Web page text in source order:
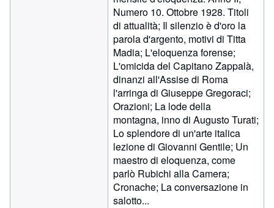
Numero 10. Ottobre 1928. Titoli
di attualità; Il silenzio è d'oro la
parola d'argento, motivi di Titta
Madia; L'eloquenza forense;
L'omicida del Capitano Zappalà,
dinanzi all'Assise di Roma
l'arringa di Giuseppe Gregoraci;
Orazioni; La lode della
montagna, inno di Augusto Turati;
Lo splendore di un'arte italica
lezione di Giovanni Gentile; Un
maestro di eloquenza, come
parlò Rubichi alla Camera;
Cronache; La conversazione in
salotto...